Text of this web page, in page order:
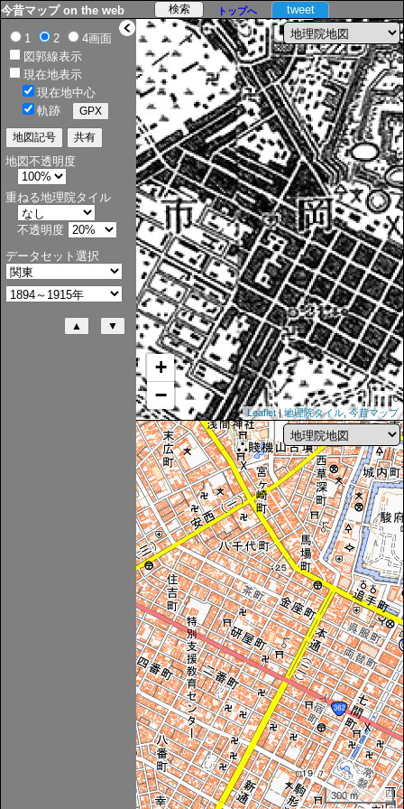
> tweet
今昔マップ on the web トップへ
+
−
Leaflet| 地理院タイル ,今昔マップ
300 m
1 2
4画面
図郭線表示
現在地表示
現在地中心
軌跡
地図不透明度
重ねる地理院タイル
不透明度
データセット選択